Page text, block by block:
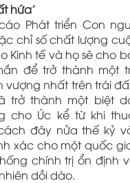
hứa'
Phát triển Con
chỉ số chất lượng
Kinh tế và họ sẽ cho
để trở thành một
vượng nhất trên trái
trở thành một biệt
cho Úc kể từ khi
đây nửa thế kỷ
xác cho một quốc
chính trị ổn định
dồi dào.